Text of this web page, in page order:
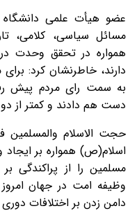
عضو هیأت علمی دانشگاه
مسائل سیاسی، کلامی،
همواره در تحقق وحدت
دارند، خاطرنشان کرد:
به سمت رای مردم پیش
دست هم دادند و کمتر از
حجت الاسلام والمسلمین
اسلام(ص) همواره بر
مسلمین را از پراکندگی
وظیفه امت در جهان
دامن زدن بر اختلافات دوری